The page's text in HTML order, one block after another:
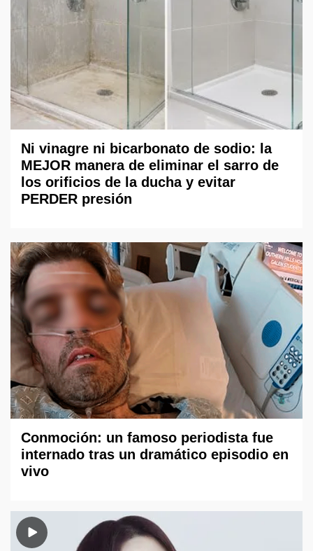
Ni vinagre ni bicarbonato de sodio: la
MEJOR manera de eliminar el sarro de
los orificios de la ducha y evitar
PERDER presión
Conmoción: un famoso periodista fue
internado tras un dramático episodio en
vivo